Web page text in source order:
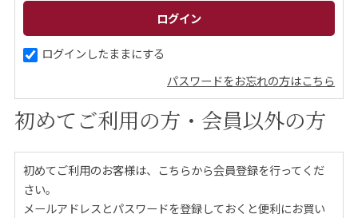
ギフトサービス
について
お問い合わせ
0120-12-2486
【営業時間】8:30～17:30
休業日：日曜・祝日／土曜は不定休
ログインしたままにする
パスワードをお忘れの方はこちら
初めてご利用の方・会員以外の方
初めてご利用のお客様は、こちらから会員登録を行ってくだ
さい。
メールアドレスとパスワードを登録しておくと便利にお買い